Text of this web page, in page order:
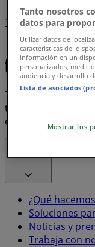
1
Bon Preu
Frito
Tiendeo forma
tecnológica que
en todo el mundo.
¿Qué
Soluciones
Noticias y
Trabaja con
Tanto nosotros
datos para
Utilizar datos de
características del
información en un
personalizados,
audiencia y desarrollo
Lista de asociados
Mostrar los